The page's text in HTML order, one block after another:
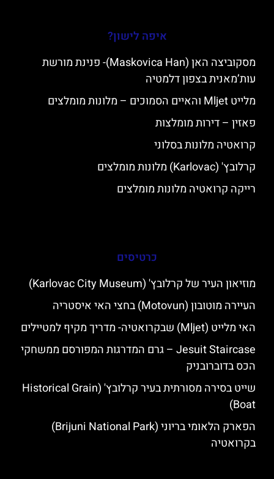
איפה לישון?
מסקוביצה האן (Maskovica Han)- פנינת מורשת
עות’מאנית בצפון דלמטיה
מלייט Mljet והאיים הסמוכים – מלונות מומלצים
פאזין – דירות מומלצות
קרואטיה מלונות בסלוני
קרלובץ' (Karlovac) מלונות מומלצים
רייקה קרואטיה מלונות מומלצים
כרטיסים
מוזיאון העיר של קרלובץ' (Karlovac City Museum)
העיירה מוטובון (Motovun) בחצי האי איסטריה
האי מלייט (Mljet) שבקרואטיה- מדריך מקיף למטיילים
Jesuit Staircase – גרם המדרגות המפורסם ממשחקי
הכס בדוברובניק
שייט בסירה מסורתית בעיר קרלובץ' (Historical Grain
Boat)
הפארק הלאומי בריוני (Brijuni National Park)
בקרואטיה